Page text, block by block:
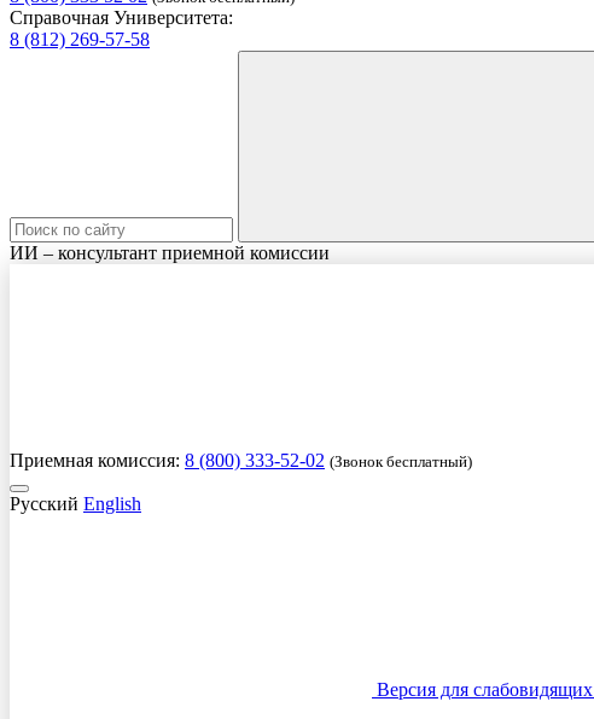
Справочная Университета:
8 (812) 269-57-58
ИИ – консультант приемной комиссии
Приемная комиссия: 8 (800) 333-52-02 (Звонок бесплатный)
Русский English
Версия для слабовидящих